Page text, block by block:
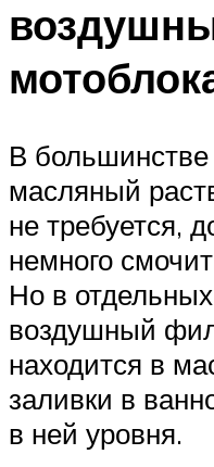
В большинстве
масляный
не требуется,
немного
Но в
воздушный
находится в
заливки в
в ней уровня.